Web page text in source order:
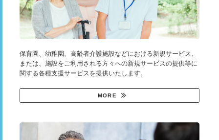
保育園、幼稚園、高齢者介護施設などにおける新規サービス、
または、施設をご利用される方々への新規サービスの提供等に
関する各種支援サービスを提供いたします。
MORE